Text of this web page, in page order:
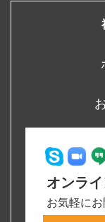
オンラ
お気軽に